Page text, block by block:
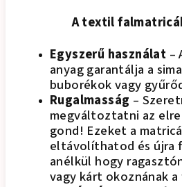
A textil
Egyszerű használat –
anyag garantálja a
buborékok vagy
Rugalmasság –
megváltoztatni az
gond! Ezeket a
eltávolíthatod és újra
anélkül hogy
vagy kárt okoznának a